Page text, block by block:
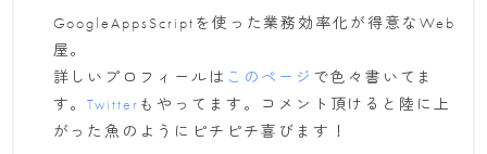
GoogleAppsScriptを使った業務効率化が得意なWeb
屋。
詳しいプロフィールは このページ で色々書いてま
す。Twitter もやってます。コメント頂けると陸に上
がった魚のようにピチピチ喜びます！